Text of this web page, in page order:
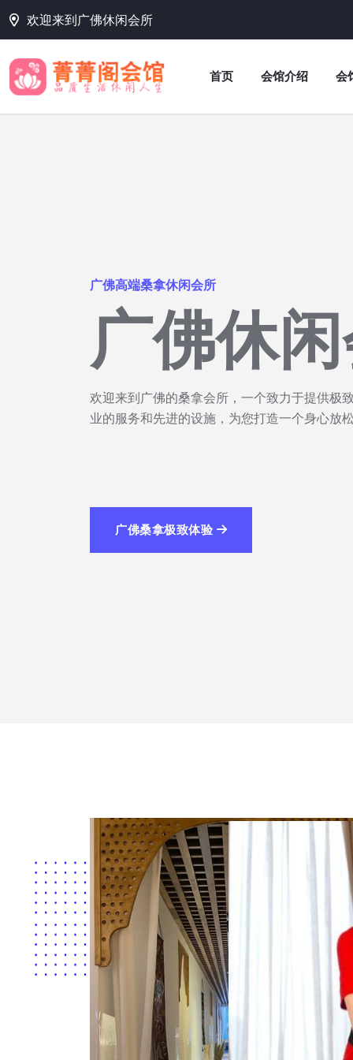
欢迎来到广佛休闲会所
首页 会馆介绍 会
广佛高端桑拿休闲会所
广佛休
欢迎来到广佛的桑拿会所，一个致力于提供极